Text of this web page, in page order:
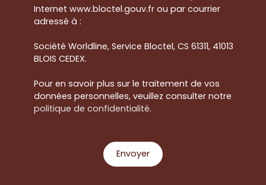
Internet www.bloctel.gouv.fr ou par courrier
adressé à :
Société Worldline, Service Bloctel, CS 61311, 41013
BLOIS CEDEX.
Pour en savoir plus sur le traitement de vos
données personnelles, veuillez consulter notre
politique de confidentialité.
Envoyer